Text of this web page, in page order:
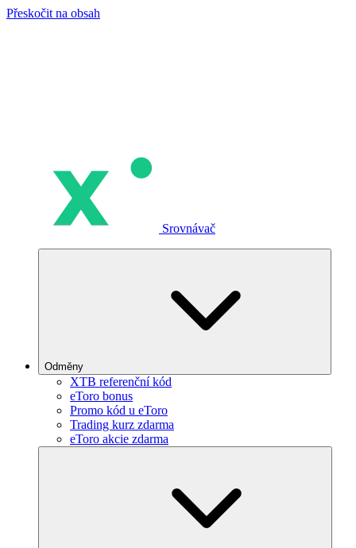
Přeskočit na obsah
Srovnávač
Odměny
XTB referenční kód
eToro bonus
Promo kód u eToro
Trading kurz zdarma
eToro akcie zdarma